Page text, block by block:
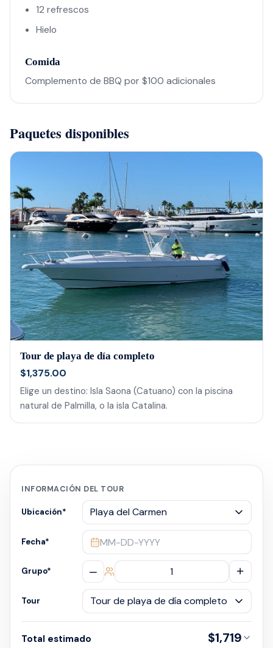
12 refrescos
Hielo
Comida
Complemento de BBQ por $100 adicionales
Paquetes disponibles
Tour de playa de día completo
$1,375.00
Elige un destino: Isla Saona (Catuano) con la piscina
natural de Palmilla, o la isla Catalina.
INFORMACIÓN DEL TOUR
Ubicación*
Fecha* MM-DD-YYYY
Grupo* – +
Tour
Total estimado $1,719